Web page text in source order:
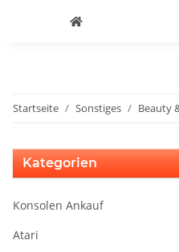
Startseite Sonstiges Beauty
Kategorien
Konsolen Ankauf
Atari